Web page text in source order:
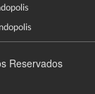
Reservados